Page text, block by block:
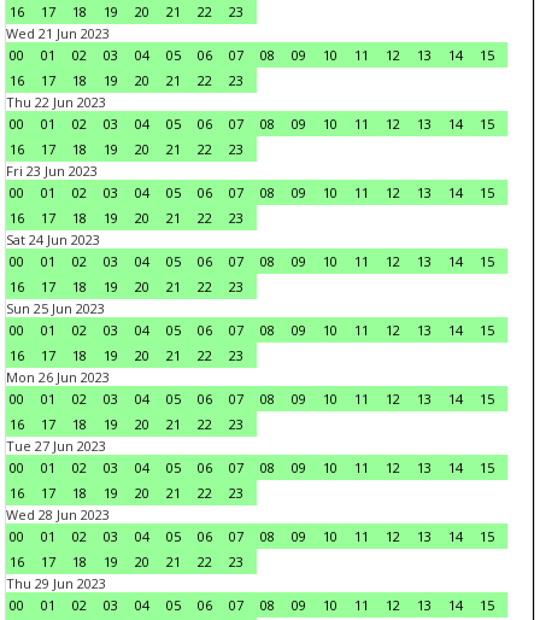
16
17 18 19 20 21 22
23
Wed 21 Jun 2023
00
01 02 03 04 05 06 07 08 09 10 11 12 13 14
15
16
17 18 19 20 21 22
23
Thu 22 Jun 2023
00
01 02 03 04 05 06 07 08 09 10 11 12 13 14
15
16
17 18 19 20 21 22
23
Fri 23 Jun 2023
00
01 02 03 04 05 06 07 08 09 10 11 12 13 14
15
16
17 18 19 20 21 22
23
Sat 24 Jun 2023
00
01 02 03 04 05 06 07 08 09 10 11 12 13 14
15
16
17 18 19 20 21 22
23
Sun 25 Jun 2023
00
01 02 03 04 05 06 07 08 09 10 11 12 13 14
15
16
17 18 19 20 21 22
23
Mon 26 Jun 2023
00
01 02 03 04 05 06 07 08 09 10 11 12 13 14
15
16
17 18 19 20 21 22
23
Tue 27 Jun 2023
00
01 02 03 04 05 06 07 08 09 10 11 12 13 14
15
16
17 18 19 20 21 22
23
Wed 28 Jun 2023
00
01 02 03 04 05 06 07 08 09 10 11 12 13 14
15
16
17 18 19 20 21 22
23
Thu 29 Jun 2023
00
01 02 03 04 05 06 07 08 09 10 11 12 13 14
15